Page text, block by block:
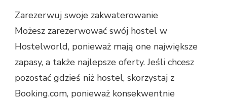
Zarezerwuj swoje zakwaterowanie
Możesz zarezerwować swój hostel w
Hostelworld, ponieważ mają one największe
zapasy, a także najlepsze oferty. Jeśli chcesz
pozostać gdzieś niż hostel, skorzystaj z
Booking.com, ponieważ konsekwentnie